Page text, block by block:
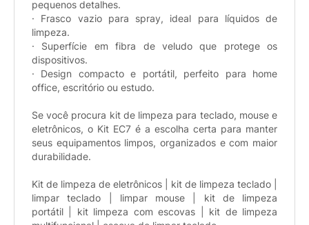
pequenos detalhes.
· Frasco vazio para spray, ideal para líquidos de
limpeza.
· Superfície em fibra de veludo que protege os
dispositivos.
· Design compacto e portátil, perfeito para home
office, escritório ou estudo.
Se você procura kit de limpeza para teclado, mouse e
eletrônicos, o Kit EC7 é a escolha certa para manter
seus equipamentos limpos, organizados e com maior
durabilidade.
Kit de limpeza de eletrônicos | kit de limpeza teclado |
limpar teclado | limpar mouse | kit de limpeza
portátil | kit limpeza com escovas | kit de limpeza